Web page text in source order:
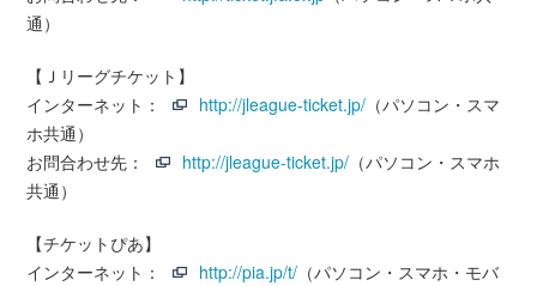
通）
【Ｊリーグチケット】
インターネット：
http://jleague-ticket.jp/ （パソコン・スマ
ホ共通）
お問合わせ先：
http://jleague-ticket.jp/ （パソコン・スマホ
共通）
【チケットぴあ】
インターネット：
http://pia.jp/t/ （パソコン・スマホ・モバ